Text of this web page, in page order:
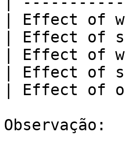
| Effect of
| Effect of
| Effect of
| Effect of
| Effect of
Observação: